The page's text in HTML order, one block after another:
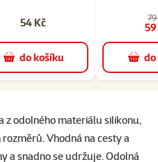
54 Kč
do košíku
z odolného materiálu silikonu,
Vhodná na cesty a
a snadno se udržuje. Odolná